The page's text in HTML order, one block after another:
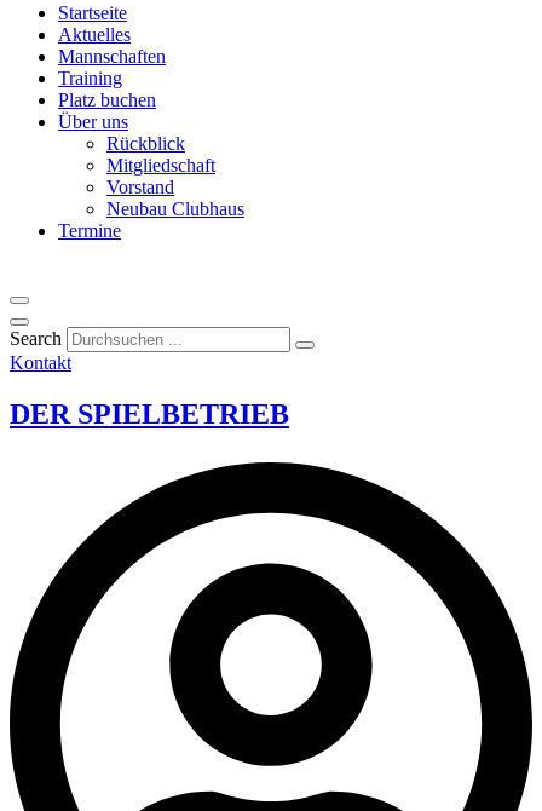
Startseite
Aktuelles
Mannschaften
Training
Platz buchen
Über uns
Rückblick
Mitgliedschaft
Vorstand
Neubau Clubhaus
Termine
Search
Kontakt
DER SPIELBETRIEB